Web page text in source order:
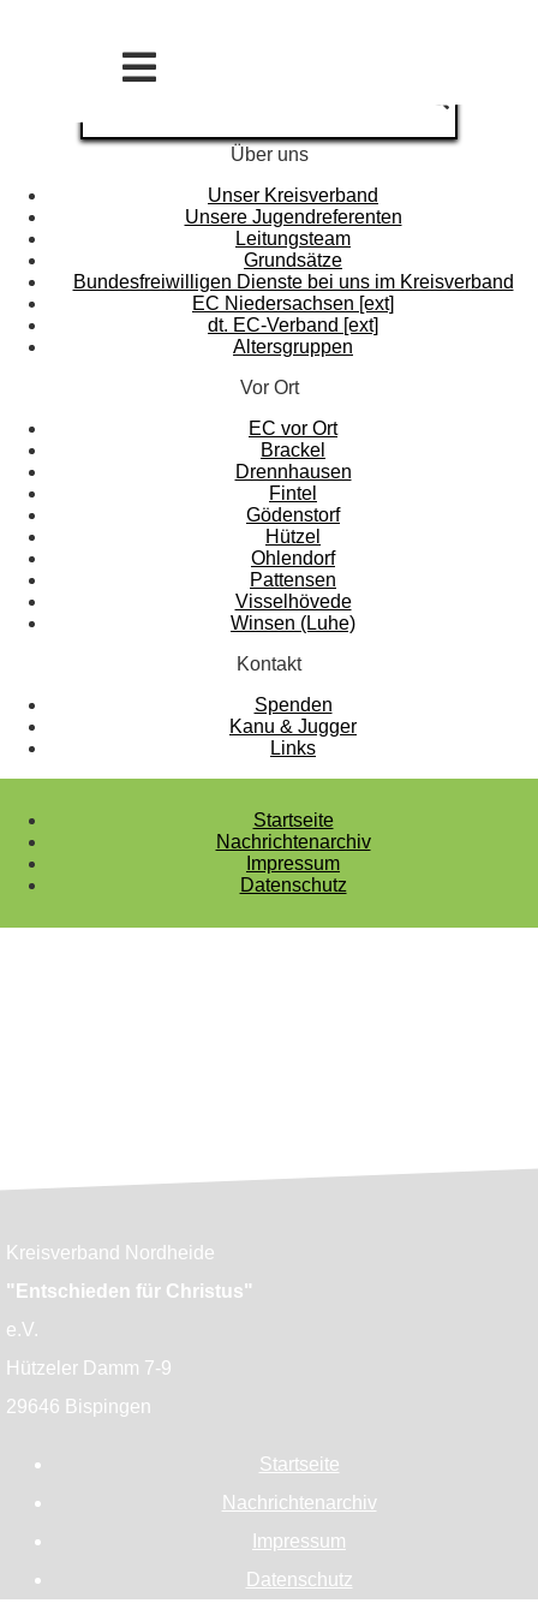
Über uns
Unser Kreisverband
Unsere Jugendreferenten
Leitungsteam
Grundsätze
Bundesfreiwilligen Dienste bei uns im Kreisverband
EC Niedersachsen [ext]
dt. EC-Verband [ext]
Altersgruppen
Vor Ort
EC vor Ort
Brackel
Drennhausen
Fintel
Gödenstorf
Hützel
Ohlendorf
Pattensen
Visselhövede
Winsen (Luhe)
Kontakt
Spenden
Kanu & Jugger
Links
Startseite
Nachrichtenarchiv
Impressum
Datenschutz
Kreisverband Nordheide
"Entschieden für Christus"
e.V.
Hützeler Damm 7-9
29646 Bispingen
Startseite
Nachrichtenarchiv
Impressum
Datenschutz